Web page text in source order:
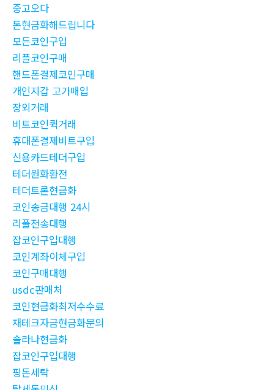
중고오다
돈현금화해드립니다
모든코인구입
리플코인구매
핸드폰결제코인구매
개인지갑 고가매입
장외거래
비트코인퀵거래
휴대폰결제비트구입
신용카드테더구입
테더원화환전
테더트론현금화
코인송금대행 24시
리플전송대행
잡코인구입대행
코인계좌이체구입
코인구매대행
usdc판매처
코인현금화최저수수료
재테크자금현금화문의
솔라나현금화
잡코인구입대행
핑돈세탁